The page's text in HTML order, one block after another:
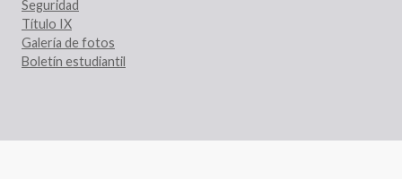
Seguridad
Título IX
Galería de fotos
Boletín estudiantil